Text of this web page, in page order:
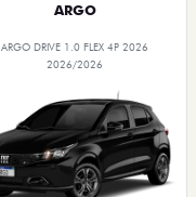
ARGO
ARGO DRIVE 1.0 FLEX 4P 2026
2026/2026